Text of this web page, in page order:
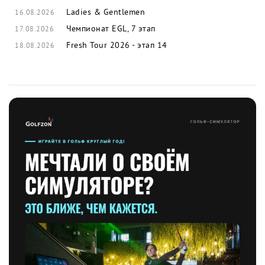
16.08.2026 Ladies & Gentlemen
17.08.2026 Чемпионат EGL, 7 этап
18.08.2026 Fresh Tour 2026 - этап 14